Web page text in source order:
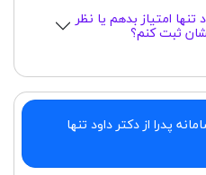
امتیاز بدهم یا نظر
ثبت کنم؟
پدرا از دکتر داود تنها